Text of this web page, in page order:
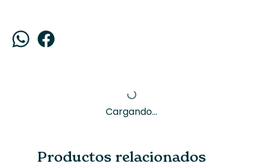
Cargando...
Productos relacionados